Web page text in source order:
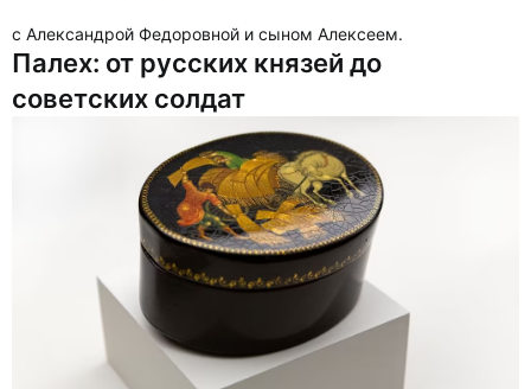
с Александрой Федоровной и сыном Алексеем.
Палех: от русских князей до
советских солдат